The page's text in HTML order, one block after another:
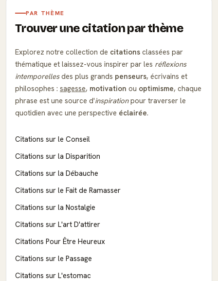
PAR THÈME
Trouver une citation par thème
Explorez notre collection de citations classées par
thématique et laissez-vous inspirer par les réflexions
intemporellesdes plus grands penseurs, écrivains et
philosophes : sagesse, motivation ou optimisme, chaque
phrase est une source d'inspirationpour traverser le
quotidien avec une perspective éclairée.
Citations sur le Conseil
Citations sur la Disparition
Citations sur la Débauche
Citations sur le Fait de Ramasser
Citations sur la Nostalgie
Citations sur L'art D'attirer
Citations Pour Être Heureux
Citations sur le Passage
Citations sur L'estomac